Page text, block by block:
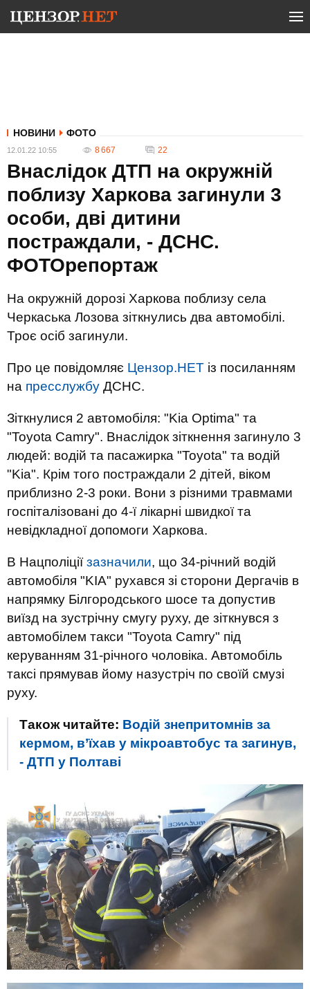
НОВИНИ ФОТО
12.01.22 10:55 8 667 22
Внаслідок ДТП на окружній
поблизу Харкова загинули 3
особи, дві дитини
постраждали, - ДСНС.
ФОТОрепортаж
На окружній дорозі Харкова поблизу села
Черкаська Лозова зіткнулись два автомобілі.
Троє осіб загинули.
Про це повідомляє Цензор.НЕТ із посиланням
на пресслужбу ДСНС.
Зіткнулися 2 автомобіля: "Kia Optima" та
"Toyota Camry". Внаслідок зіткнення загинуло 3
людей: водій та пасажирка "Toyota" та водій
"Kia". Крім того постраждали 2 дітей, віком
приблизно 2-3 роки. Вони з різними травмами
госпіталізовані до 4-ї лікарні швидкої та
невідкладної допомоги Харкова.
В Нацполіції зазначили, що 34-річний водій
автомобіля "KIA" рухався зі сторони Дергачів в
напрямку Білгородського шосе та допустив
виїзд на зустрічну смугу руху, де зіткнувся з
автомобілем такси "Toyota Camry" під
керуванням 31-річного чоловіка. Автомобіль
таксі прямував йому назустріч по своїй смузі
руху.
Також читайте: Водій знепритомнів за
кермом, в’їхав у мікроавтобус та загинув,
- ДТП у Полтаві